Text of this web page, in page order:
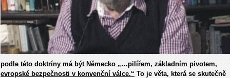
podle této doktríny má být Německo „…pilířem, základním pivotem,
evropské bezpečnosti v konvenční válce.“ To je věta, která se skutečně